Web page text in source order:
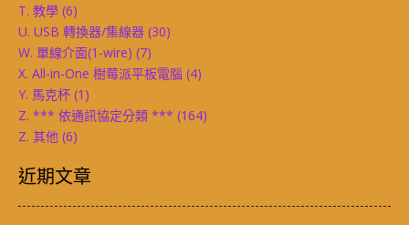
T. 教學 (6)
U. USB 轉換器/集線器 (30)
W. 單線介面(1-wire) (7)
X. All-in-One 樹莓派平板電腦 (4)
Y. 馬克杯 (1)
Z. *** 依通訊協定分類 *** (164)
Z. 其他 (6)
近期文章